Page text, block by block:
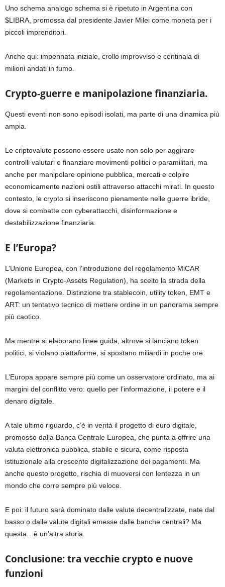
Uno schema analogo schema si è ripetuto in Argentina con
$LIBRA, promossa dal presidente Javier Milei come moneta per i
piccoli imprenditori.
Anche qui: impennata iniziale, crollo improvviso e centinaia di
milioni andati in fumo.
Crypto-guerre e manipolazione finanziaria.
Questi eventi non sono episodi isolati, ma parte di una dinamica più
ampia.
Le criptovalute possono essere usate non solo per aggirare
controlli valutari e finanziare movimenti politici o paramilitari, ma
anche per manipolare opinione pubblica, mercati e colpire
economicamente nazioni ostili attraverso attacchi mirati. In questo
contesto, le crypto si inseriscono pienamente nelle guerre ibride,
dove si combatte con cyberattacchi, disinformazione e
destabilizzazione finanziaria.
E l’Europa?
L’Unione Europea, con l’introduzione del regolamento MiCAR
(Markets in Crypto-Assets Regulation), ha scelto la strada della
regolamentazione. Distinzione tra stablecoin, utility token, EMT e
ART: un tentativo tecnico di mettere ordine in un panorama sempre
più caotico.
Ma mentre si elaborano linee guida, altrove si lanciano token
politici, si violano piattaforme, si spostano miliardi in poche ore.
L’Europa appare sempre più come un osservatore ordinato, ma ai
margini del conflitto vero: quello per l’informazione, il potere e il
denaro digitale.
A tale ultimo riguardo, c’è in verità il progetto di euro digitale,
promosso dalla Banca Centrale Europea, che punta a offrire una
valuta elettronica pubblica, stabile e sicura, come risposta
istituzionale alla crescente digitalizzazione dei pagamenti. Ma
anche questo progetto, rischia di muoversi con lentezza in un
mondo che corre sempre più veloce.
E poi: il futuro sarà dominato dalle valute decentralizzate, nate dal
basso o dalle valute digitali emesse dalle banche centrali? Ma
questa…è un’altra storia.
Conclusione: tra vecchie crypto e nuove
funzioni